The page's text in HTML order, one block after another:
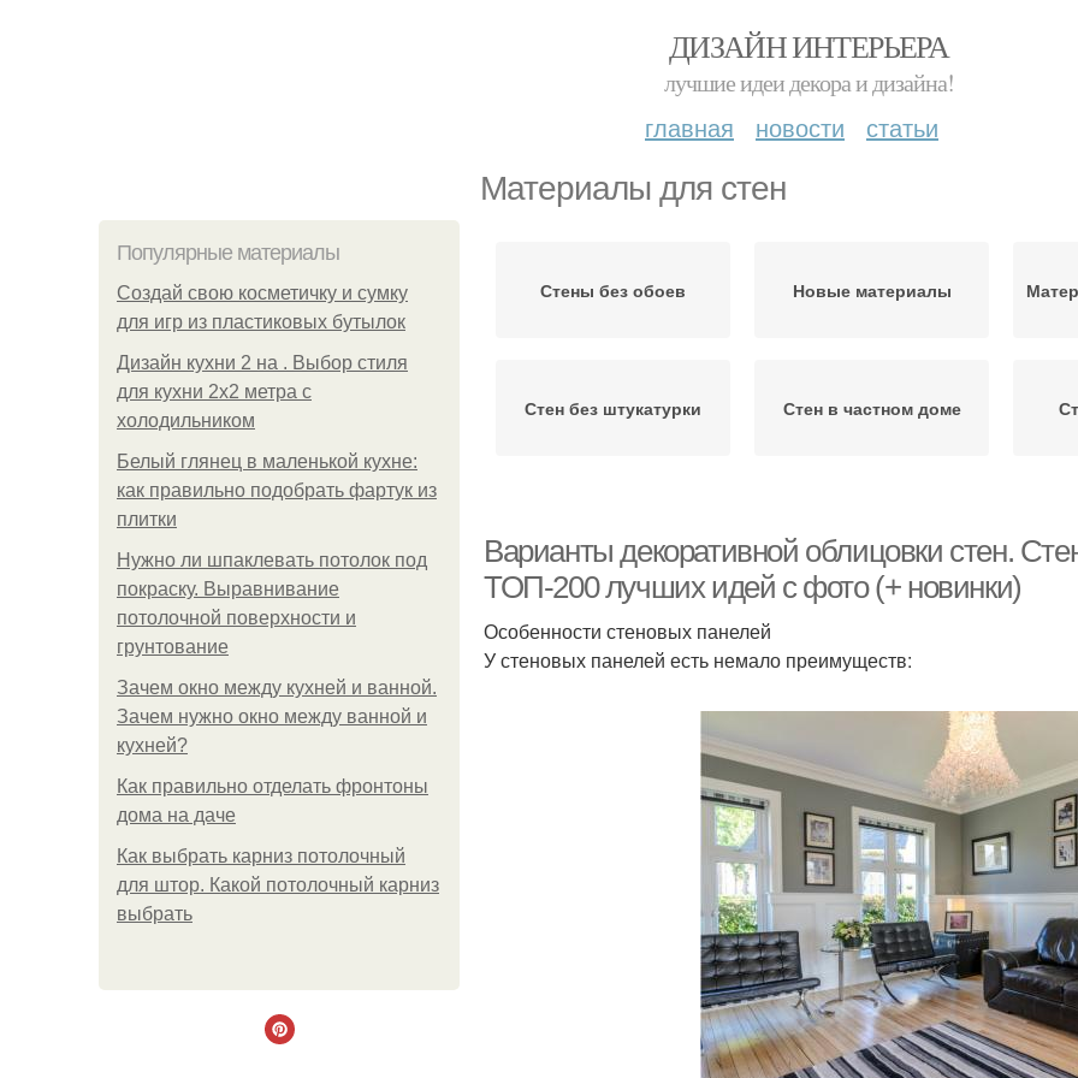
ДИЗАЙН ИНТЕРЬЕРА
лучшие идеи декора и дизайна!
главная новости статьи
Материалы для стен
Популярные материалы
Создай свою косметичку и сумку
для игр из пластиковых бутылок
Дизайн кухни 2 на . Выбор стиля
для кухни 2х2 метра с
холодильником
Белый глянец в маленькой кухне:
как правильно подобрать фартук из
плитки
Нужно ли шпаклевать потолок под
покраску. Выравнивание
потолочной поверхности и
грунтование
Зачем окно между кухней и ванной.
Зачем нужно окно между ванной и
кухней?
Как правильно отделать фронтоны
дома на даче
Как выбрать карниз потолочный
для штор. Какой потолочный карниз
выбрать
Стены без обоев Новые материалы
Стен без штукатурки Стен в частном доме
Современные
материалы
Стеновые материалы
Плиточные материалы
Материалы для ремонта
Материалы для
бюджетной и
Варианты декоративной облицовки стен.
ТОП-200 лучших идей с фото (+ новинки)
Особенности стеновых панелей
У стеновых панелей есть немало преимуществ: